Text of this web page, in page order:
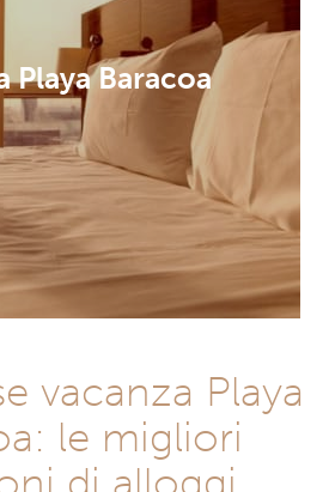
Playa Baracoa
vacanza Playa
le migliori